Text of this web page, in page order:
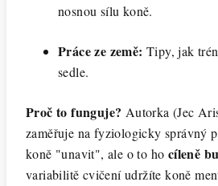
nosnou sílu koně.
Práce ze země: Tipy, jak
sedle.
Proč to funguje? Autorka (Jec
zaměřuje na fyziologicky správný
koně "unavit", ale o to ho cíleně
variabilitě cvičení udržíte koně